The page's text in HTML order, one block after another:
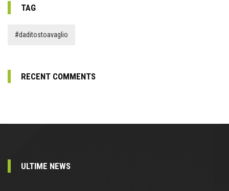
TAG
#daditostoavaglio
RECENT COMMENTS
ULTIME NEWS